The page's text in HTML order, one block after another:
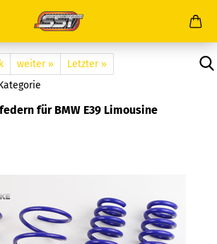
weiter »
Letzter »
für BMW E39 Limousine